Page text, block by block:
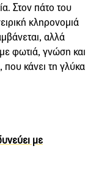
Στον πάτο του
κληρονομιά
αλλά
φωτιά, γνώση και
που κάνει τη γλύκα
με